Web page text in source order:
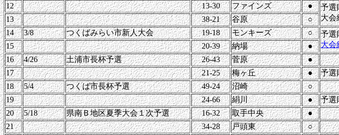
12
13-30 ファインズ ●
予選
大会
13 38-21 谷原
○
14
3/8 つくばみらい市新人大会 19-18 モンキーズ ○
予選
大会
15 20-39 納場
●
16
4/26 土浦市長杯予選 26-43 菅原
●
17
21-25 梅ヶ丘 ●
予選
18
5/4 つくば市長杯予選 49-24 沼崎
○
19
24-66 絹川 ●
予選
20
5/18 県南Ｂ地区夏季大会１次予選 16-32 取手中央
●
21
34-28 戸頭東
○